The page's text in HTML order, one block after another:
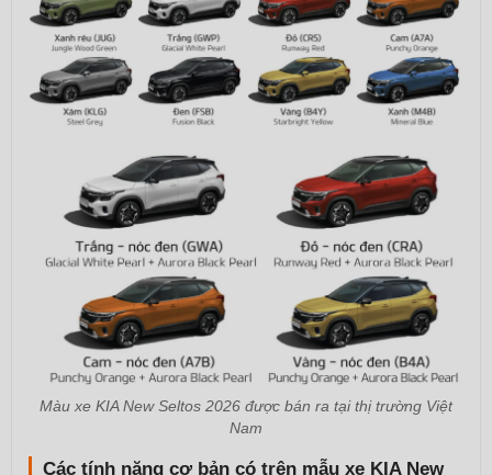
Màu xe KIA New Seltos 2026 được bán ra tại thị trường Việt
Nam
Các tính năng cơ bản có trên mẫu xe KIA New